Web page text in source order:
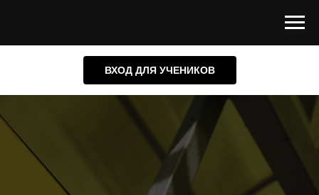
ВХОД ДЛЯ УЧЕНИКОВ